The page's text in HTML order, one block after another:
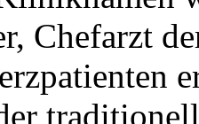
Chefarzt